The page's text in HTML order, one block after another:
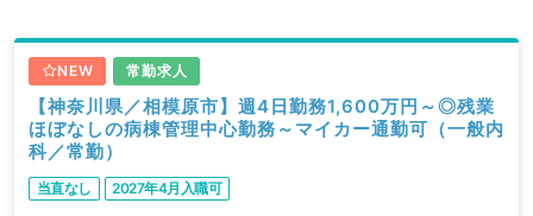
NEW 常勤求人
【神奈川県／相模原市】週4日勤務1,600万円～◎残業
ほぼなしの病棟管理中心勤務～マイカー通勤可（一般内
科／常勤）
当直なし 2027年4月入職可